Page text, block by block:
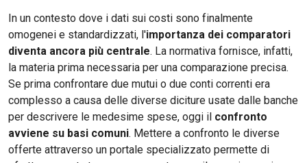
In un contesto dove i dati sui costi sono finalmente
omogenei e standardizzati, l'importanza dei comparatori
diventa ancora più centrale. La normativa fornisce, infatti,
la materia prima necessaria per una comparazione precisa.
Se prima confrontare due mutui o due conti correnti era
complesso a causa delle diverse diciture usate dalle banche
per descrivere le medesime spese, oggi il confronto
avviene su basi comuni. Mettere a confronto le diverse
offerte attraverso un portale specializzato permette di